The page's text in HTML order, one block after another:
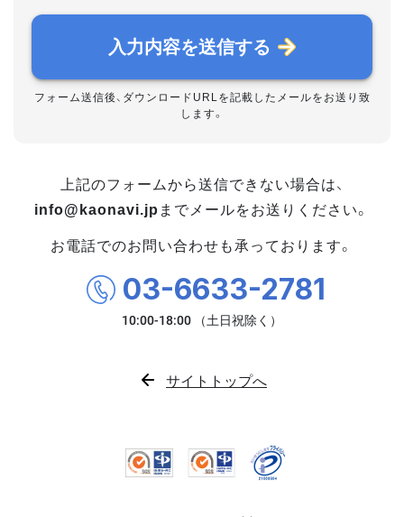
入力内容を送信する
フォーム送信後、ダウンロードURLを記載したメールをお送り致
します。
上記のフォームから送信できない場合は、
info@kaonavi.jp までメールをお送りください。
お電話でのお問い合わせも承っております。
03-6633-2781
サイトトップへ